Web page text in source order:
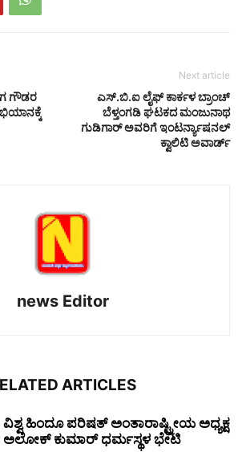
ಗೌಡರ
Next article
ಎಸ್.ಬಿ.ಐ ಲೈಫ್ ಕಾರ್ಕಳ ಬ್ರಾಂಚ್
ಬೆಳ್ತಂಗಡಿ ಘಟಕದ ಮಂಜುನಾಥ
ಗುಡಿಗಾರ್ ಅವರಿಗೆ ಇಂಟರ್ನ್ಯಾಷನಲ್
ಕ್ವಾಲಿಟಿ ಅವಾರ್ಡ್
news Editor
ARTICLES
ವಿಶ್ವ ಹಿಂದೂ ಪರಿಷತ್ ಅಂತಾರಾಷ್ಟ್ರೀಯ ಅಧ್ಯಕ್ಷ
ಅಲೋಕ್ ಕುಮಾರ್ ಧರ್ಮಸ್ಥಳ ಭೇಟಿ